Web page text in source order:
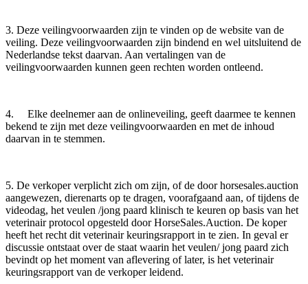
3. Deze veilingvoorwaarden zijn te vinden op de website van de
veiling. Deze veilingvoorwaarden zijn bindend en wel uitsluitend de
Nederlandse tekst daarvan. Aan vertalingen van de
veilingvoorwaarden kunnen geen rechten worden ontleend.
4. Elke deelnemer aan de onlineveiling, geeft daarmee te kennen
bekend te zijn met deze veilingvoorwaarden en met de inhoud
daarvan in te stemmen.
5. De verkoper verplicht zich om zijn, of de door horsesales.auction
aangewezen, dierenarts op te dragen, voorafgaand aan, of tijdens de
videodag, het veulen /jong paard klinisch te keuren op basis van het
veterinair protocol opgesteld door HorseSales.Auction. De koper
heeft het recht dit veterinair keuringsrapport in te zien. In geval er
discussie ontstaat over de staat waarin het veulen/ jong paard zich
bevindt op het moment van aflevering of later, is het veterinair
keuringsrapport van de verkoper leidend.